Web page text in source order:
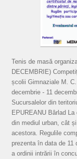
Tenis de masă
DECEMBRIE)
școlii Gimnaziale M.
decembrie - 11
Sucursalelor din
EPUREANU Bârlad
din mediul urban, cât
acestora. Regulile
prezenta în data de 11
a ordinii intrării în